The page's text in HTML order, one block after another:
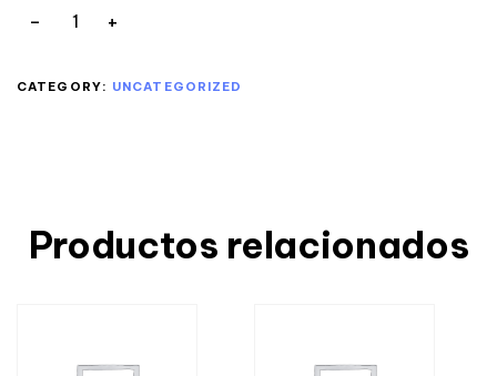
CATEGORY: UNCATEGORIZED
Productos relacionados